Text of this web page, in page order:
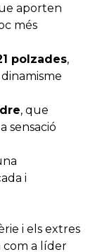
aporten
més
polzades,
, que
sensació
i
i els extres
com a líder